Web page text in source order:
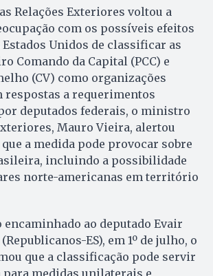
Relações Exteriores voltou a
com os possíveis efeitos
Estados Unidos de classificar as
Comando da Capital (PCC) e
(CV) como organizações
respostas a requerimentos
deputados federais, o ministro
Mauro Vieira, alertou
a medida pode provocar sobre
incluindo a possibilidade
norte-americanas em território
encaminhado ao deputado Evair
ES), em 1º de julho, o
que a classificação pode servir
medidas unilaterais e